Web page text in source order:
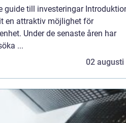
guide till investeringar
en attraktiv möjlighet för
Under de senaste åren har
...
02 augusti